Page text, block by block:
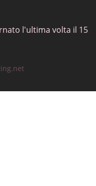
l'ultima volta il 15